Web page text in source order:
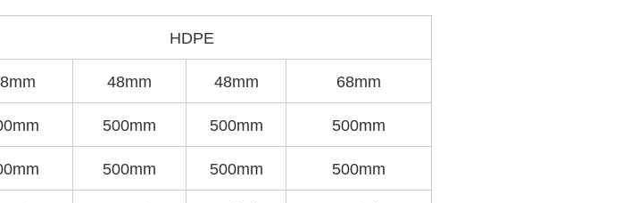
HDPE
48mm 48mm 68mm
500mm 500mm 500mm
500mm 500mm 500mm